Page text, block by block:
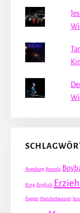
Augsburg Awards
King English
Fugger Hundertwasser